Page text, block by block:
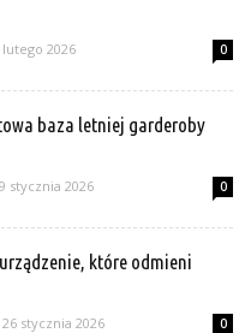
lutego 2026 0
baza letniej garderoby
stycznia 2026 0
które odmieni
26 stycznia 2026 0